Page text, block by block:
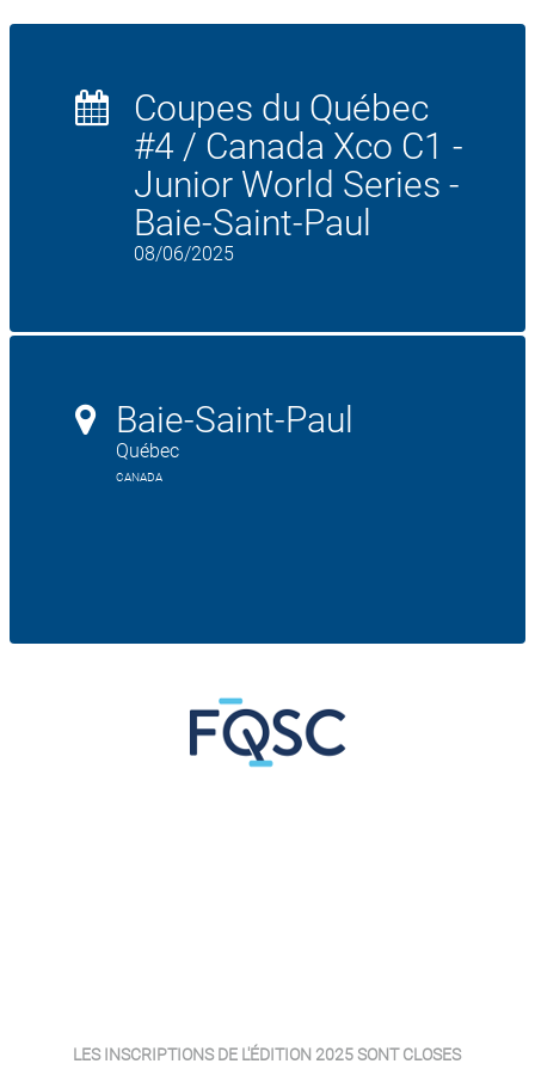
Coupes du Québec
#4 / Canada Xco C1 -
Junior World Series -
Baie-Saint-Paul
08/06/2025
Baie-Saint-Paul
Québec
CANADA
LES INSCRIPTIONS DE L'ÉDITION 2025 SONT CLOSES